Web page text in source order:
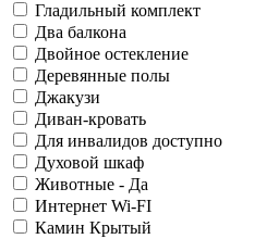
Гладильный комплект
Два балкона
Двойное остекление
Деревянные полы
Джакузи
Диван-кровать
Для инвалидов доступно
Духовой шкаф
Животные - Да
Интернет Wi-FI
Камин Крытый